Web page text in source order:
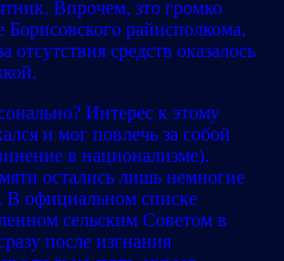
Впрочем, зто громко
райисполкома,
отсутствия средств оказалось
Интерес к этому
и мог повлечь за собой
в национализме).
остались лишь немногие
официальном списке
сельским Советом в
после изгнания